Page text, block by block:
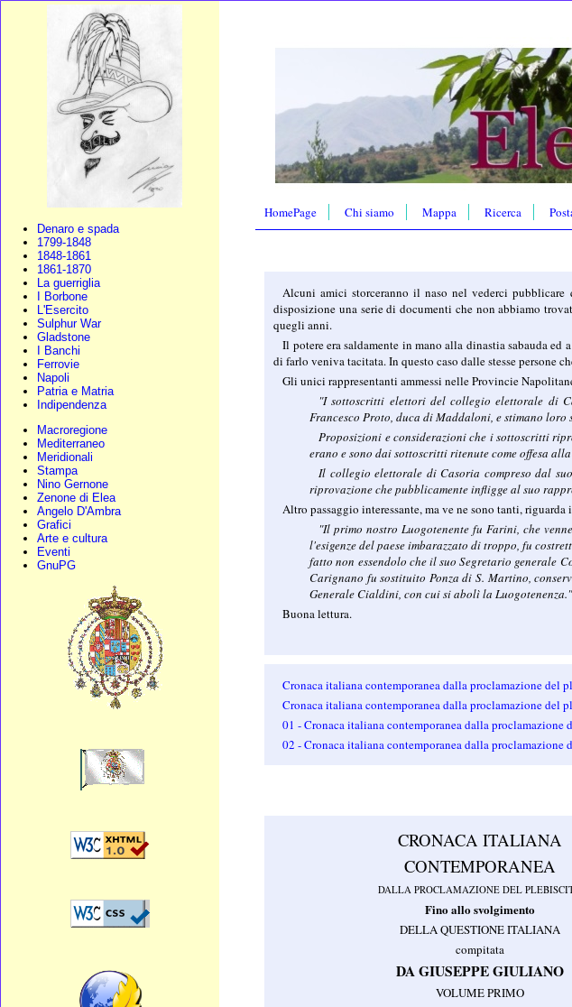
Denaro e spada
1799-1848
1848-1861
1861-1870
La guerriglia
I Borbone
L'Esercito
Sulphur War
Gladstone
I Banchi
Ferrovie
Napoli
Patria e Matria
Indipendenza
Macroregione
Mediterraneo
Meridionali
Stampa
Nino Gernone
Zenone di Elea
Angelo D'Ambra
Grafici
Arte e cultura
Eventi
GnuPG
HomePage Chi siamo Mappa Ricerca
Alcuni amici storceranno il naso nel vederci pubblicare
disposizione una serie di documenti che non abbiamo
quegli anni.
Il potere era saldamente in mano alla dinastia sabauda
di farlo veniva tacitata. In questo caso dalle stesse persone
Gli unici rappresentanti ammessi nelle Provincie
"I sottoscritti elettori del collegio elettorale di
Francesco Proto, duca di Maddaloni, e stimano
Proposizioni e considerazioni che i sottoscritti
erano e sono dai sottoscritti ritenute come offesa
Il collegio elettorale di Casoria compreso dal
riprovazione che pubblicamente infligge al suo
Altro passaggio interessante, ma ve ne sono tanti,
"Il primo nostro Luogotenente fu Farini, che
l'esigenze del paese imbarazzato di troppo, fu
fatto non essendolo che il suo Segretario generale
Carignano fu sostituito Ponza di S. Martino,
Generale Cialdini, con cui si abolì la
Buona lettura.
Cronaca italiana contemporanea dalla proclamazione
Cronaca italiana contemporanea dalla proclamazione
01 - Cronaca italiana contemporanea dalla
02 - Cronaca italiana contemporanea dalla
CRONACA ITALIANA
CONTEMPORANEA
DALLA PROCLAMAZIONE DEL
Fino allo svolgimento
DELLA QUESTIONE ITALIANA
compitata
DA GIUSEPPE GIULIANO
VOLUME PRIMO